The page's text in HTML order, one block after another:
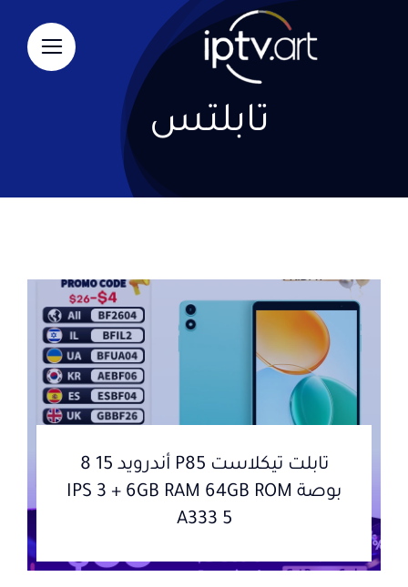
تابلتس
تابلت تيكلاست P85 أندرويد 15 8
بوصة IPS 3 + 6GB RAM 64GB ROM
A333 5